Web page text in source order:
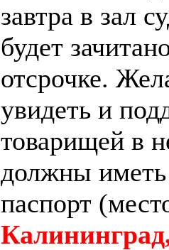
завтра в зал
будет
отсрочке.
увидеть и
товарищей в
должны иметь
паспорт